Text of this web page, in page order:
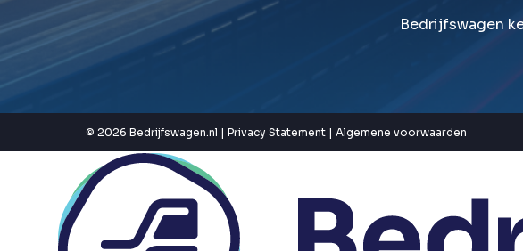
Bedrijfswagen
© 2026 Bedrijfswagen.nl | Privacy Statement | Algemene voorwaarden